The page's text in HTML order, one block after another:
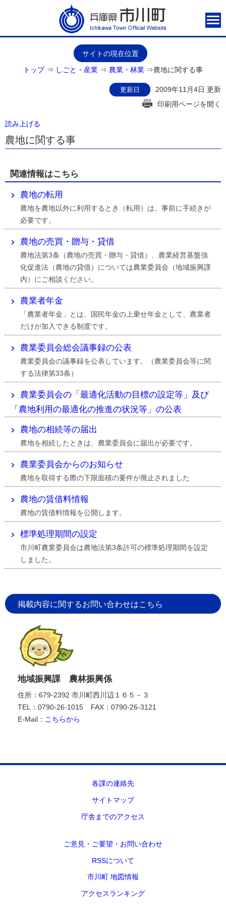
サイトの現在位置
トップ⇒ しごと・産業 ⇒ 農業・林業 ⇒農地に関する事
更新日
2009年11月4日 更新
印刷用ページを開く
読み上げる
農地に関する事
関連情報はこちら
農地の転用
農地を農地以外に利用するとき（転用）は、事前に手続きが
必要です。
農地の売買・贈与・貸借
農地法第3条（農地の売買・贈与・貸借）、農業経営基盤強
化促進法（農地の貸借）については農業委員会（地域振興課
内）にご相談ください。
農業者年金
「農業者年金」とは、国民年金の上乗せ年金として、農業者
だけが加入できる制度です。
農業委員会総会議事録の公表
農業委員会の議事録を公表しています。（農業委員会等に関
する法律第33条）
農業委員会の「最適化活動の目標の設定等」及び
「農地利用の最適化の推進の状況等」の公表
農地の相続等の届出
農地を相続したときは、農業委員会に届出が必要です。
農業委員会からのお知らせ
農地を取得する際の下限面積の要件が廃止されました
農地の賃借料情報
農地の賃借料情報を公開します。
標準処理期間の設定
市川町農業委員会は農地法第3条許可の標準処理期間を設定
しました。
掲載内容に関するお問い合わせはこちら
地域振興課 農林振興係
住所：679-2392 市川町西川辺１６５－３
TEL：0790-26-1015
FAX：0790-26-3121
E-Mail： こちらから
各課の連絡先
サイトマップ
庁舎までのアクセス
ご意見・ご要望・お問い合わせ
RSSについて
市川町 地図情報
アクセスランキング